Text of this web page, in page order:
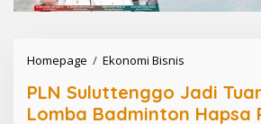
Homepage / Ekonomi Bisnis
N
S
PLN Suluttenggo Jadi
Lomba Badminton Hapsa